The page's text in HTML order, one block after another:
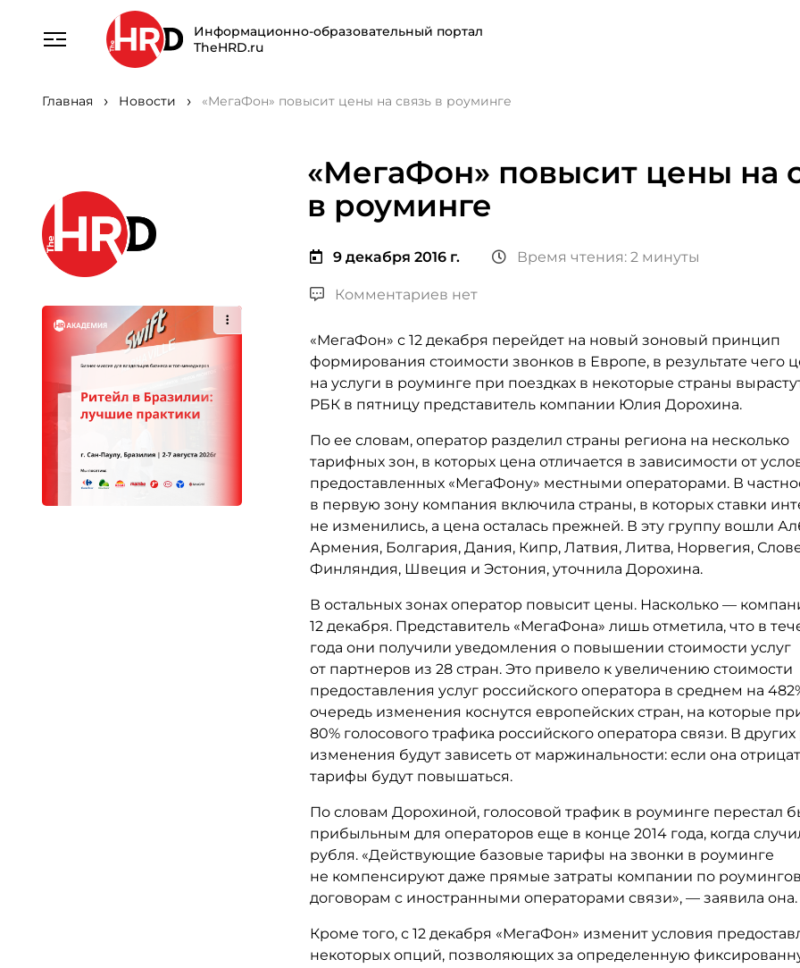
Информационно-образовательный портал
TheHRD.ru
Главная Новости «МегаФон» повысит цены на связь в роуминге
«МегаФон» повысит цены на
в роуминге
9 декабря 2016 г. Время чтения: 2 минуты
Комментариев нет
«МегаФон» с 12 декабря перейдет на новый зоновый принцип
формирования стоимости звонков в Европе, в результате чего
на услуги в роуминге при поездках в некоторые страны
РБК в пятницу представитель компании Юлия Дорохина.
По ее словам, оператор разделил страны региона на несколько
тарифных зон, в которых цена отличается в зависимости от
предоставленных «МегаФону» местными операторами. В
в первую зону компания включила страны, в которых ставки
не изменились, а цена осталась прежней. В эту группу вошли
Армения, Болгария, Дания, Кипр, Латвия, Литва, Норвегия,
Финляндия, Швеция и Эстония, уточнила Дорохина.
В остальных зонах оператор повысит цены. Насколько —
12 декабря. Представитель «МегаФона» лишь отметила, что в
года они получили уведомления о повышении стоимости услуг
от партнеров из 28 стран. Это привело к увеличению стоимости
предоставления услуг российского оператора в среднем на
очередь изменения коснутся европейских стран, на которые
80% голосового трафика российского оператора связи. В
изменения будут зависеть от маржинальности: если она
тарифы будут повышаться.
По словам Дорохиной, голосовой трафик в роуминге перестал
прибыльным для операторов еще в конце 2014 года, когда
рубля. «Действующие базовые тарифы на звонки в роуминге
не компенсируют даже прямые затраты компании по
договорам с иностранными операторами связи», — заявила она.
Кроме того, с 12 декабря «МегаФон» изменит условия
некоторых опций, позволяющих за определенную